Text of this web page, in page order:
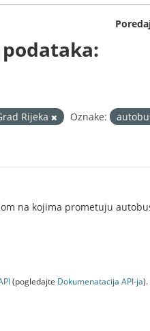
Rijeka Oznake:
na kojima prometuju
(pogledajte Dokumenаtаcijа API-jа).